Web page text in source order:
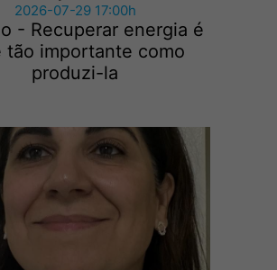
2026-07-29 17:00h
- Recuperar energia é
tão importante como
produzi-la